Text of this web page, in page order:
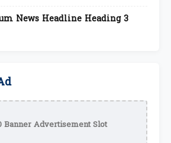
News Headline Heading 3
Banner Advertisement Slot